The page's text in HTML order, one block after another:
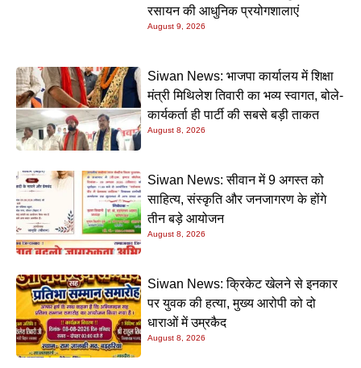
रसायन की आधुनिक प्रयोगशालाएं
August 9, 2026
Siwan News: भाजपा कार्यालय में शिक्षा
मंत्री मिथिलेश तिवारी का भव्य स्वागत, बोले-
कार्यकर्ता ही पार्टी की सबसे बड़ी ताकत
August 8, 2026
Siwan News: सीवान में 9 अगस्त को
साहित्य, संस्कृति और जनजागरण के होंगे
तीन बड़े आयोजन
August 8, 2026
Siwan News: क्रिकेट खेलने से इनकार
पर युवक की हत्या, मुख्य आरोपी को दो
धाराओं में उम्रकैद
August 8, 2026